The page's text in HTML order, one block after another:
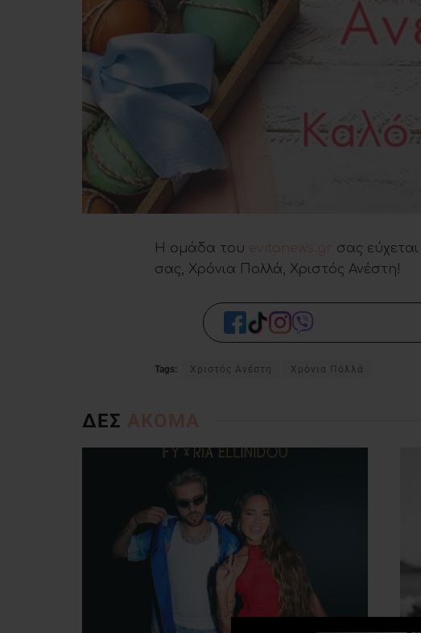
Η ομάδα του
σας
σας, Χρόνια Πολλά, Χριστός Ανέστη!
Tags: Χριστός Ανέστη Χρόνια Πόλλά
ΔΕΣ